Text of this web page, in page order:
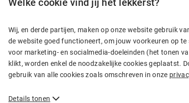
Welke cookie vind jij het lekkerst?
Wij, en derde partijen, maken op onze website gebruik
de website goed functioneert, om jouw voorkeuren op
voor marketing- en socialmedia-doeleinden (het tonen
klikt, worden enkel de noodzakelijke cookies geplaatst.
gebruik van alle cookies zoals omschreven in onze
Details tonen
razendsnel online. En heb je vragen? Dan
klaar.